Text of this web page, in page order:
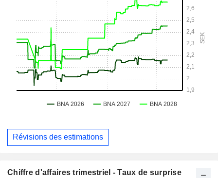
Révisions des estimations
Chiffre d'affaires trimestriel - Taux de surprise